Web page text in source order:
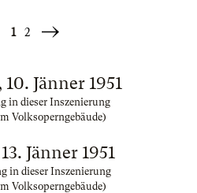
1 2
Weiter
Jänner 1951
in dieser Inszenierung
Volksoperngebäude)
Jänner 1951
in dieser Inszenierung
Volksoperngebäude)